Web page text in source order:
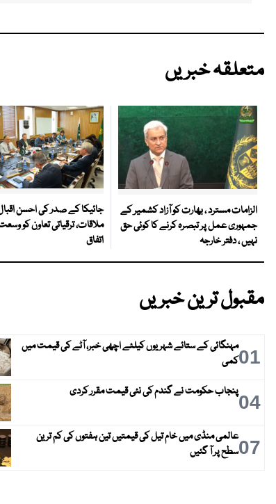
متعلقہ خبریں
الزامات مسترد ، بھارت کو آزاد کشمیر کے
جمہوری عمل پر تبصرہ کرنے کا کوئی حق
نہیں ، دفتر خارجہ
جائیکا کے صدر کی احسن
ملاقات، ترقیاتی تعاون کو
اتفاق
مقبول ترین خبریں
01مہنگائی کے ستائے شہریوں کیلئے اچھی خبر، آٹے کی قیمت میں
کمی
04پنجاب حکومت نے گندم کی نئی قیمت مقرر کردی
07عالمی منڈی میں خام تیل کی قیمتیں تین ہفتوں کی کم ترین
سطح پر آ گئیں